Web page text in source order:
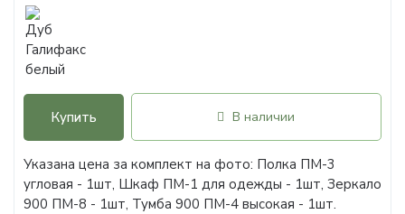
Купить В наличии
Указана цена за комплект на фото: Полка ПМ-3
угловая - 1шт, Шкаф ПМ-1 для одежды - 1шт, Зеркало
900 ПМ-8 - 1шт, Тумба 900 ПМ-4 высокая - 1шт.